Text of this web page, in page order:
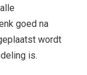
goed na
wordt
is.